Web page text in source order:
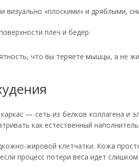
«плоскими» и дряблыми,
плеч и бедер.
что вы теряете мышцы, а не
— сеть из белков коллагена и
как естественный
жировой клетчатки. Кожа
процесс потери веса идет